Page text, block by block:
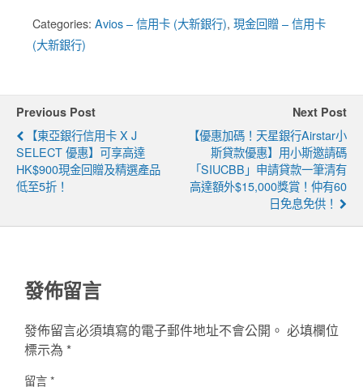
Categories: Avios – 信用卡 (大新銀行), 現金回贈 – 信用卡
(大新銀行)
Previous Post
【東亞銀行信用卡 X J
SELECT 優惠】可享高達
HK$900現金回贈及精選產品
低至5折！
Next Post
【優惠加碼！天星銀行Airstar小
斯貸款優惠】用小斯邀請碼
「SIUCBB」申請貸款一筆清有
高達額外$15,000獎賞！仲有60
日免息免供！
發佈留言
發佈留言必須填寫的電子郵件地址不會公開。 必填欄位
標示為 *
留言*